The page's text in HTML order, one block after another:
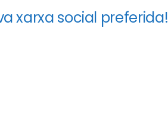
xarxa social preferida!